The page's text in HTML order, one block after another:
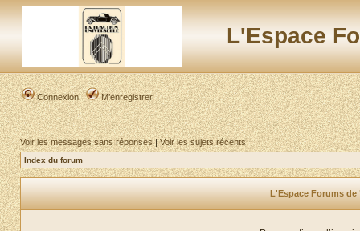
L'Espace
Connexion M’enregistrer
Voir les messages sans réponses|Voir les sujets récents
Index du forum
L'Espace Forums